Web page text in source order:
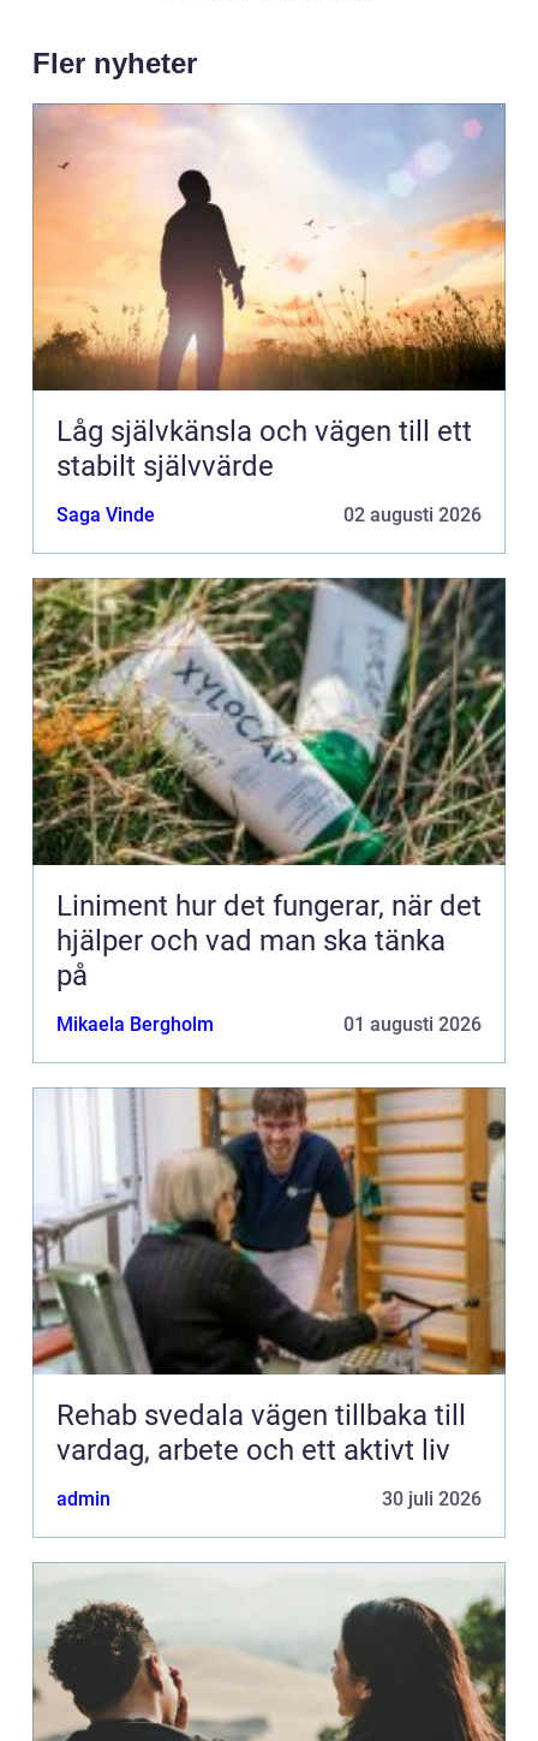
Fler nyheter
Låg självkänsla och vägen till ett
stabilt självvärde
Saga Vinde 02 augusti 2026
Liniment hur det fungerar, när det
hjälper och vad man ska tänka
på
Mikaela Bergholm 01 augusti 2026
Rehab svedala vägen tillbaka till
vardag, arbete och ett aktivt liv
admin 30 juli 2026